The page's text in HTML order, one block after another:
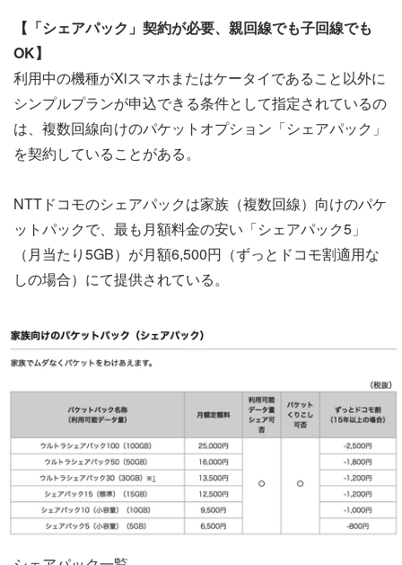
【「シェアパック」契約が必要、親回線でも子回線でも
OK】
利用中の機種がXiスマホまたはケータイであること以外に
シンプルプランが申込できる条件として指定されているの
は、複数回線向けのパケットオプション「シェアパック」
を契約していることがある。
NTTドコモのシェアパックは家族（複数回線）向けのパケ
ットパックで、最も月額料金の安い「シェアパック5」
（月当たり5GB）が月額6,500円（ずっとドコモ割適用な
しの場合）にて提供されている。